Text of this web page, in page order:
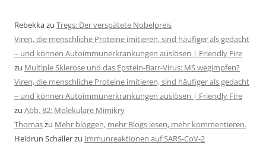
Rebekkazu Tregs: Der verspätete Nobelpreis
Viren, die menschliche Proteine imitieren, sind häufiger als gedacht
– und können Autoimmunerkrankungen auslösen | Friendly Fire
zu Multiple Sklerose und das Epstein-Barr-Virus: MS wegimpfen?
Viren, die menschliche Proteine imitieren, sind häufiger als gedacht
– und können Autoimmunerkrankungen auslösen | Friendly Fire
zu Abb. 82: Molekulare Mimikry
Thomaszu Mehr bloggen, mehr Blogs lesen, mehr kommentieren.
Heidrun Schallerzu Immunreaktionen auf SARS-CoV-2